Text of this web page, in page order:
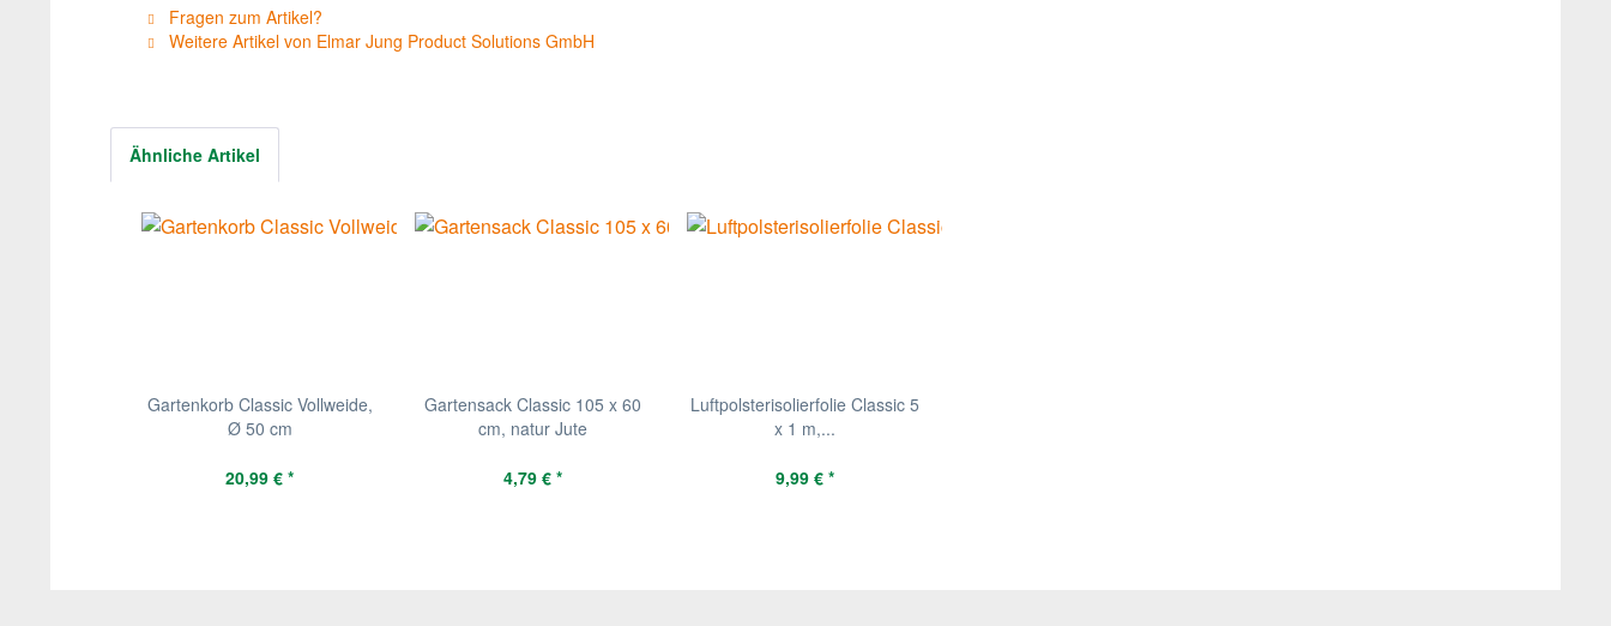
Fragen zum Artikel?
Weitere Artikel von Elmar Jung Product Solutions GmbH
Ähnliche Artikel
Gartenkorb Classic Vollweide,
Ø 50 cm
20,99 € *
Gartensack Classic 105 x 60
cm, natur Jute
4,79 € *
Luftpolsterisolierfolie Classic 5
x 1 m,...
9,99 € *